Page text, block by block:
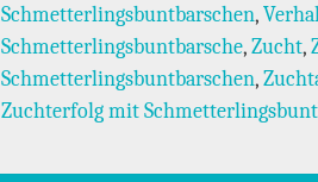
Schmetterlingsbuntbarschen,
Schmetterlingsbuntbarsche,Zucht,
Schmetterlingsbuntbarschen,
Zuchterfolg mit